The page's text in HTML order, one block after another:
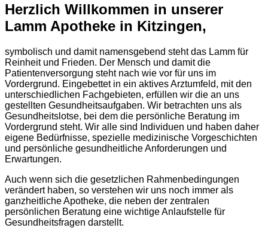
Herzlich Willkommen in unserer
Lamm Apotheke in Kitzingen,
symbolisch und damit namensgebend steht das Lamm für
Reinheit und Frieden. Der Mensch und damit die
Patientenversorgung steht nach wie vor für uns im
Vordergrund. Eingebettet in ein aktives Arztumfeld, mit den
unterschiedlichen Fachgebieten, erfüllen wir die an uns
gestellten Gesundheitsaufgaben. Wir betrachten uns als
Gesundheitslotse, bei dem die persönliche Beratung im
Vordergrund steht. Wir alle sind Individuen und haben daher
eigene Bedürfnisse, spezielle medizinische Vorgeschichten
und persönliche gesundheitliche Anforderungen und
Erwartungen.
Auch wenn sich die gesetzlichen Rahmenbedingungen
verändert haben, so verstehen wir uns noch immer als
ganzheitliche Apotheke, die neben der zentralen
persönlichen Beratung eine wichtige Anlaufstelle für
Gesundheitsfragen darstellt.